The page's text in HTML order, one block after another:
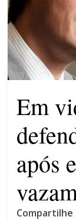
Em
após
Compartilhe